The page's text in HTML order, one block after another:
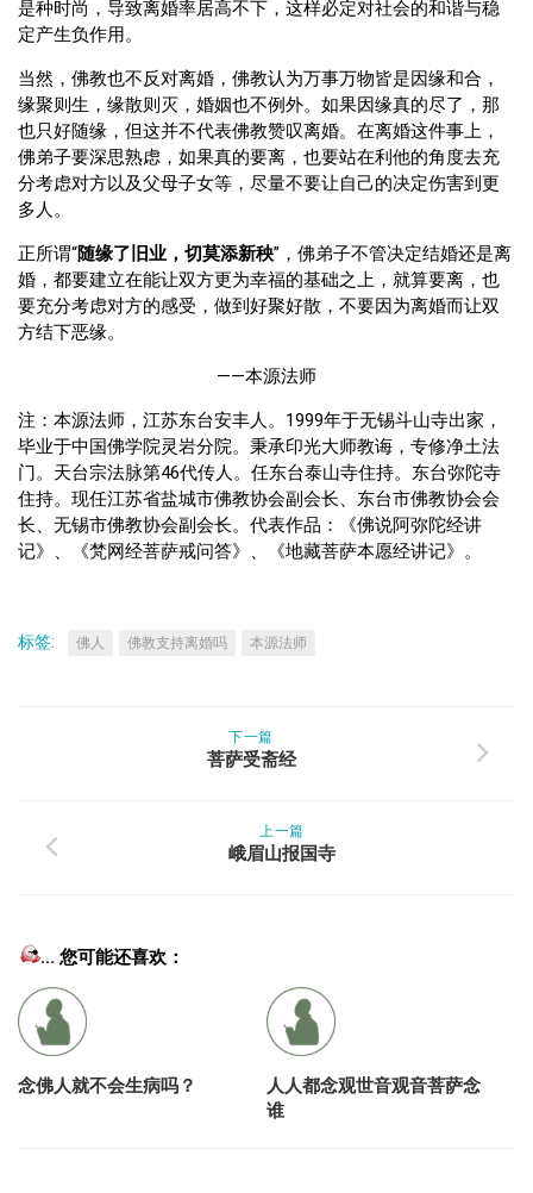
是种时尚，导致离婚率居高不下，这样必定对社会的和谐与稳
定产生负作用。
当然，佛教也不反对离婚，佛教认为万事万物皆是因缘和合，
缘聚则生，缘散则灭，婚姻也不例外。如果因缘真的尽了，那
也只好随缘，但这并不代表佛教赞叹离婚。在离婚这件事上，
佛弟子要深思熟虑，如果真的要离，也要站在利他的角度去充
分考虑对方以及父母子女等，尽量不要让自己的决定伤害到更
多人。
正所谓“随缘了旧业，切莫添新秧”，佛弟子不管决定结婚还是离
婚，都要建立在能让双方更为幸福的基础之上，就算要离，也
要充分考虑对方的感受，做到好聚好散，不要因为离婚而让双
方结下恶缘。
——本源法师
注：本源法师，江苏东台安丰人。1999年于无锡斗山寺出家，
毕业于中国佛学院灵岩分院。秉承印光大师教诲，专修净土法
门。天台宗法脉第46代传人。任东台泰山寺住持。东台弥陀寺
住持。现任江苏省盐城市佛教协会副会长、东台市佛教协会会
长、无锡市佛教协会副会长。代表作品：《佛说阿弥陀经讲
记》、《梵网经菩萨戒问答》、《地藏菩萨本愿经讲记》。
标签: 佛人 佛教支持离婚吗 本源法师
下一篇
菩萨受斋经
上一篇
峨眉山报国寺
... 您可能还喜欢：
念佛人就不会生病吗？
人人都念观世音观音菩萨念
谁